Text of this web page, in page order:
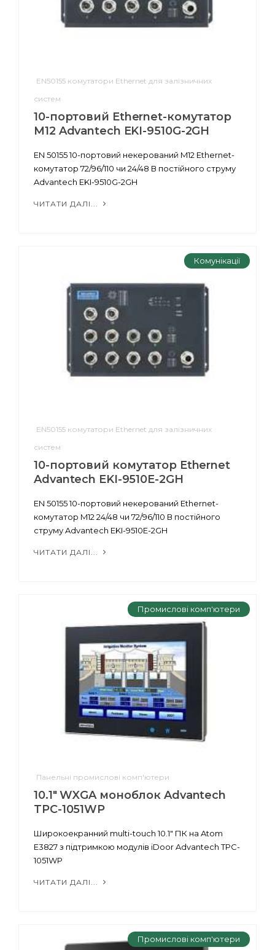
EN50155 комутатори Ethernet для залізничних
систем
10-портовий Еthernet-комутатор
M12 Advantech EKI-9510G-2GH
EN 50155 10-портовий некерований M12 Ethernet-
комутатор 72/96/110 чи 24/48 В постійного струму
Advantech EKI-9510G-2GH
ЧИТАТИ ДАЛІ...
Комунікації
EN50155 комутатори Ethernet для залізничних
систем
10-портовий комутатор Ethernet
Advantech EKI-9510E-2GH
EN 50155 10-портовий некерований Ethernet-
комутатор M12 24/48 чи 72/96/110 В постійного
струму Advantech EKI-9510E-2GH
ЧИТАТИ ДАЛІ...
Промислові комп'ютери
Панельні промислові комп'ютери
10.1" WXGA моноблок Advantech
TPC-1051WP
Широкоекранний multi-touch 10.1" ПК на Atom
E3827 з підтримкою модулів iDoor Advantech TPC-
1051WP
ЧИТАТИ ДАЛІ...
Промислові комп'ютери